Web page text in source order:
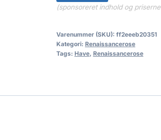
(sponsoreret indhold og
Varenummer (SKU): ff2eeeb20351
Kategori: Renaissancerose
Tags: Have, Renaissancerose